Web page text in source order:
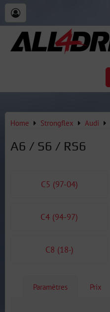
Home Strongflex Audi
A6 / S6 / RS6
C5 (97-04)
C4 (94-97)
C8 (18-)
Paramètres Prix